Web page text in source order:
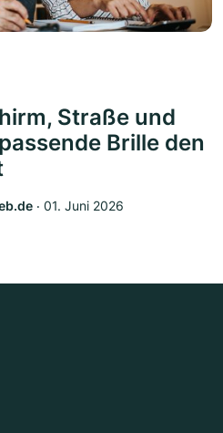
Straße und
Brille den
‧ 01. Juni 2026